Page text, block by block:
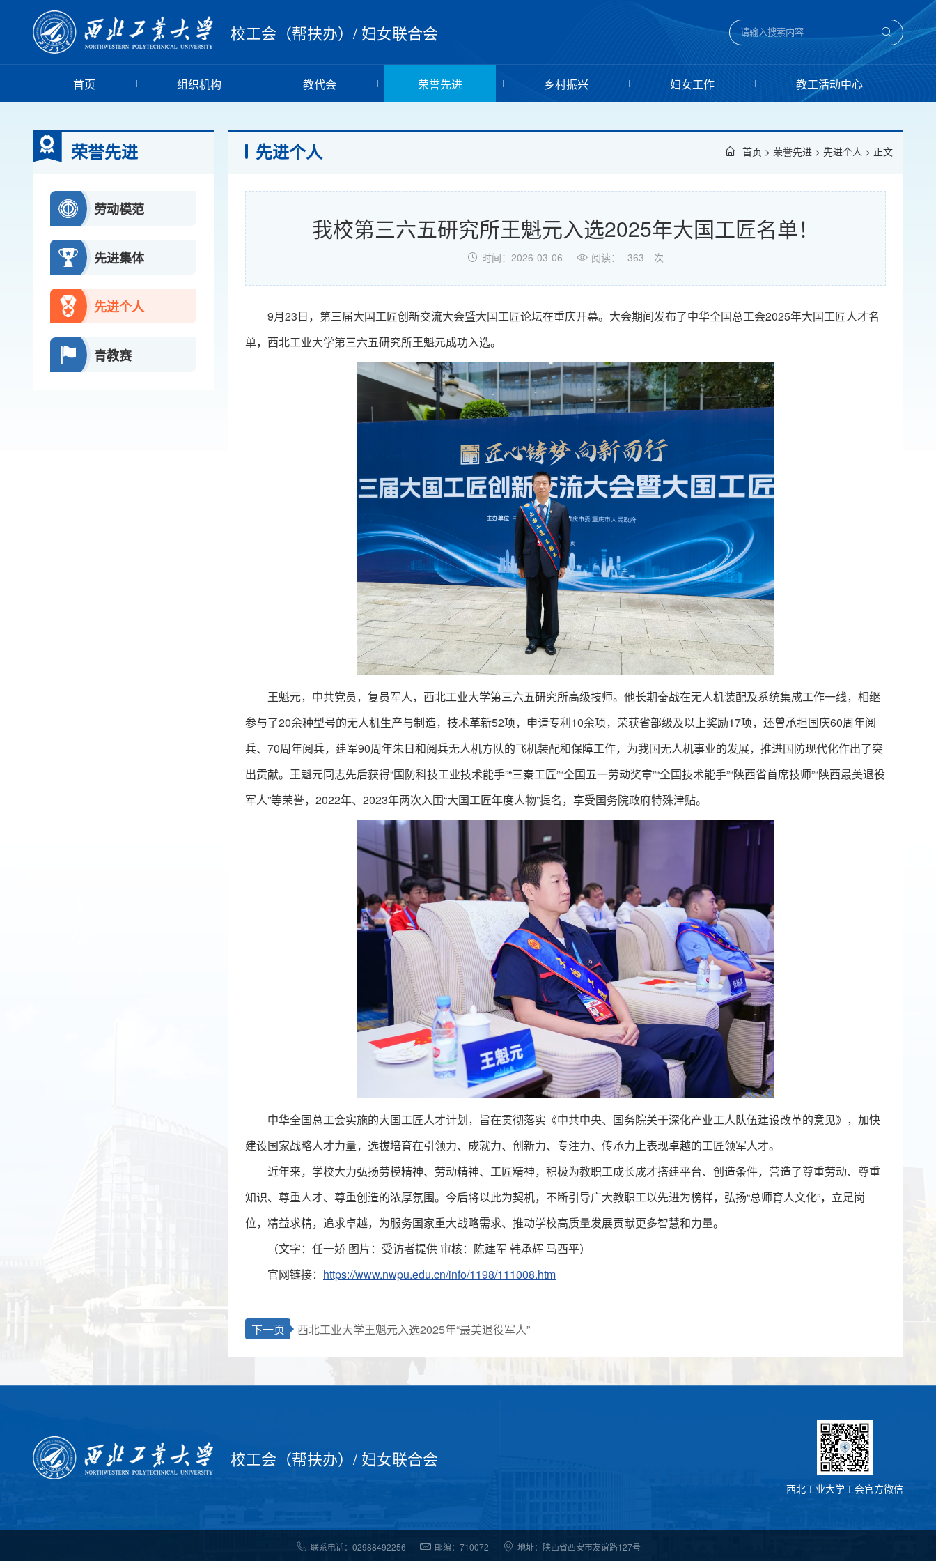
校工会（帮扶办） / 妇女联合会
首页 组织机构 教代会 荣誉先进 乡村振兴 妇女工作 教工活动中心
荣誉先进
劳动模范
先进集体
先进个人
青教赛
先进个人 首页 > 荣誉先进 > 先进个人 > 正文
我校第三六五研究所王魁元入选2025年大国工匠名单！
时间：2026-03-06 阅读： 363 次
9月23日，第三届大国工匠创新交流大会暨大国工匠论坛在重庆开幕。大会期间发布了中华全国总工会2025年大国工匠人才名
单，西北工业大学第三六五研究所王魁元成功入选。
王魁元，中共党员，复员军人，西北工业大学第三六五研究所高级技师。他长期奋战在无人机装配及系统集成工作一线，相继
参与了20余种型号的无人机生产与制造，技术革新52项，申请专利10余项，荣获省部级及以上奖励17项，还曾承担国庆60周年阅
兵、70周年阅兵，建军90周年朱日和阅兵无人机方队的飞机装配和保障工作，为我国无人机事业的发展，推进国防现代化作出了突
出贡献。王魁元同志先后获得“国防科技工业技术能手”“三秦工匠”“全国五一劳动奖章”“全国技术能手”“陕西省首席技师”“陕西最美退役
军人”等荣誉，2022年、2023年两次入围“大国工匠年度人物”提名，享受国务院政府特殊津贴。
中华全国总工会实施的大国工匠人才计划，旨在贯彻落实《中共中央、国务院关于深化产业工人队伍建设改革的意见》，加快
建设国家战略人才力量，选拔培育在引领力、成就力、创新力、专注力、传承力上表现卓越的工匠领军人才。
近年来，学校大力弘扬劳模精神、劳动精神、工匠精神，积极为教职工成长成才搭建平台、创造条件，营造了尊重劳动、尊重
知识、尊重人才、尊重创造的浓厚氛围。今后将以此为契机，不断引导广大教职工以先进为榜样，弘扬“总师育人文化”，立足岗
位，精益求精，追求卓越，为服务国家重大战略需求、推动学校高质量发展贡献更多智慧和力量。
（文字：任一娇 图片：受访者提供 审核：陈建军 韩承辉 马西平）
官网链接： https://www.nwpu.edu.cn/info/1198/111008.htm
下一页 西北工业大学王魁元入选2025年“最美退役军人”
校工会（帮扶办） / 妇女联合会
西北工业大学工会官方微信
联系电话：02988492256 邮编：710072
地址：陕西省西安市友谊路127号